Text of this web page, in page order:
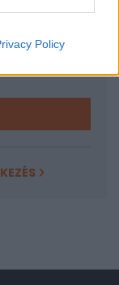
Policy
belüli